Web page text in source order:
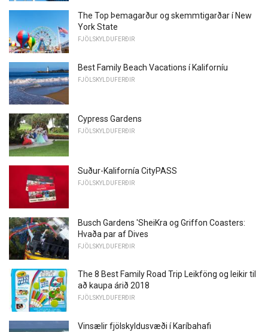
The Top Þemagarður og skemmtigarðar í New
York State
FJÖLSKYLDUFERÐIR
Best Family Beach Vacations í Kaliforníu
FJÖLSKYLDUFERÐIR
Cypress Gardens
FJÖLSKYLDUFERÐIR
Suður-Kalifornía CityPASS
FJÖLSKYLDUFERÐIR
Busch Gardens 'SheiKra og Griffon Coasters:
Hvaða par af Dives
FJÖLSKYLDUFERÐIR
The 8 Best Family Road Trip Leikföng og leikir til
að kaupa árið 2018
FJÖLSKYLDUFERÐIR
Vinsælir fjölskyldusvæði í Karíbahafi